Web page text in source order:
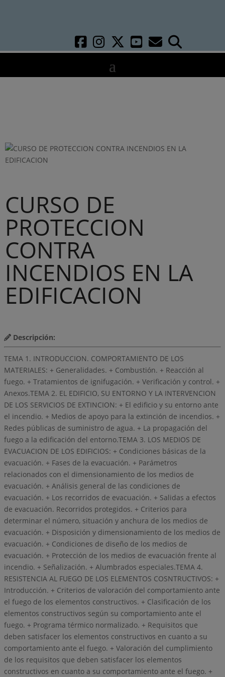
CURSO DE
PROTECCION
CONTRA
INCENDIOS EN LA
EDIFICACION
Descripción:
TEMA 1. INTRODUCCION. COMPORTAMIENTO DE LOS
MATERIALES: + Generalidades. + Combustión. + Reacción al
fuego. + Tratamientos de ignifugación. + Verificación y control. +
Anexos.TEMA 2. EL EDIFICIO, SU ENTORNO Y LA INTERVENCION
DE LOS SERVICIOS DE EXTINCION: + El edificio y su entorno ante
el incendio. + Medios de apoyo para la extinción de incendios. +
Redes públicas de suministro de agua. + La propagación del
fuego a la edificación del entorno.TEMA 3. LOS MEDIOS DE
EVACUACION DE LOS EDIFICIOS: + Condiciones básicas de la
evacuación. + Fases de la evacuación. + Parámetros
relacionados con el dimensionamiento de los medios de
evacuación. + Análisis general de las condiciones de
evacuación. + Los recorridos de evacuación. + Salidas a efectos
de evacuación. Recorridos protegidos. + Criterios para
determinar el número, situación y anchura de los medios de
evacuación. + Disposición y dimensionamiento de los medios de
evacuación. + Condiciones de diseño de los medios de
evacuación. + Protección de los medios de evacuación frente al
incendio. + Señalización. + Alumbrados especiales.TEMA 4.
RESISTENCIA AL FUEGO DE LOS ELEMENTOS COSNTRUCTIVOS: +
Introducción. + Criterios de valoración del comportamiento ante
el fuego de los elementos constructivos. + Clasificación de los
elementos constructivos según su comportamiento ante el
fuego. + Programa térmico normalizado. + Requisitos que
deben satisfacer los elementos constructivos en cuanto a su
comportamiento ante el fuego. + Valoración del cumplimiento
de los requisitos que deben satisfacer los elementos
constructivos en cuanto a su comportamiento ante el fuego. +